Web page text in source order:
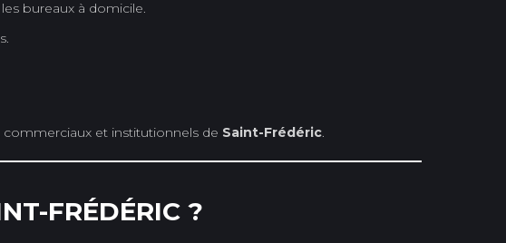
bureaux à domicile.
et institutionnels de Saint-Frédéric.
FRÉDÉRIC ?